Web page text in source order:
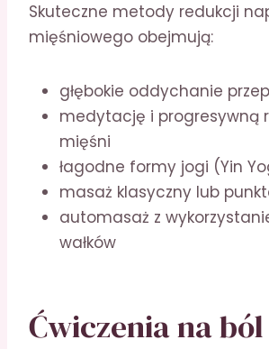
Skuteczne metody redukcji
mięśniowego obejmują:
głębokie oddychanie
medytację i progresywną
mięśni
łagodne formy jogi (Yin
masaż klasyczny lub
automasaż z
wałków
Ćwiczenia na